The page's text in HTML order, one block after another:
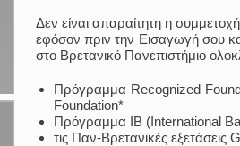
Δεν είναι απαραίτητη η
εφόσον πριν την Εισαγωγή σου
στο Βρετανικό Πανεπιστήμιο
Πρόγραμμα Recognized
Foundation*
Πρόγραμμα ΙΒ (International
τις Παν-Βρετανικές εξετάσεις